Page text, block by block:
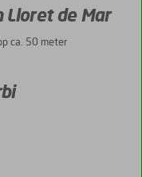
Lloret de Mar
ca. 50 meter